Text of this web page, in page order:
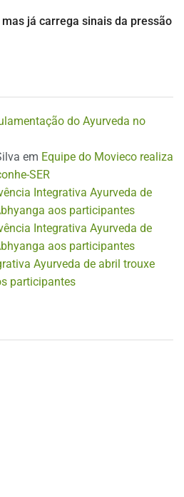
já carrega sinais da pressão
do Ayurveda no
em Equipe do Movieco realiza
SER
Integrativa Ayurveda de
aos participantes
Integrativa Ayurveda de
aos participantes
Ayurveda de abril trouxe
participantes